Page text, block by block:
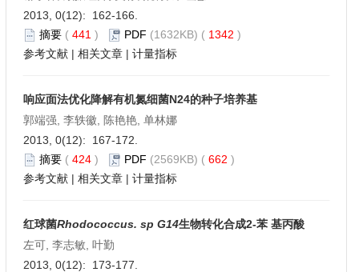
2013, 0(12): 162-166.
摘要 ( 441 ) PDF (1632KB) ( 1342 )
参考文献 | 相关文章 | 计量指标
响应面法优化降解有机氮细菌N24的种子培养基
郭端强, 李轶徽, 陈艳艳, 单林娜
2013, 0(12): 167-172.
摘要 ( 424 ) PDF (2569KB) ( 662 )
参考文献 | 相关文章 | 计量指标
红球菌Rhodococcus. sp G14生物转化合成2-苯 基丙酸
左可, 李志敏, 叶勤
2013, 0(12): 173-177.